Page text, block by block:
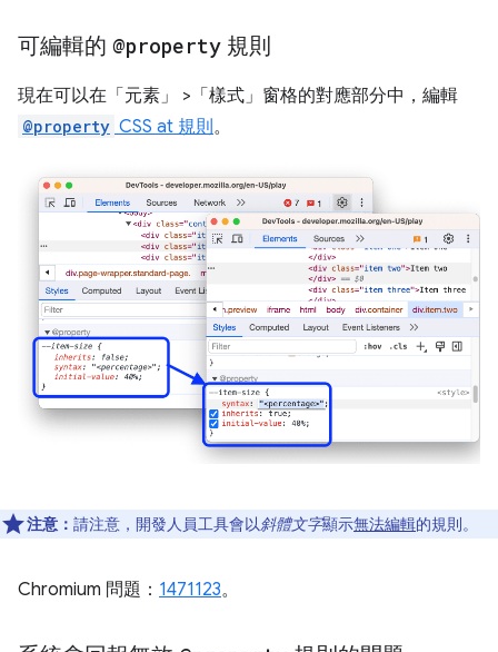
可編輯的 @property 規則
現在可以在「元素」 >「樣式」 窗格的對應部分中，編輯
@property CSS at 規則。
注意： 請注意，開發人員工具會以斜體文字顯示無法編輯的規則。
Chromium 問題： 1471123。